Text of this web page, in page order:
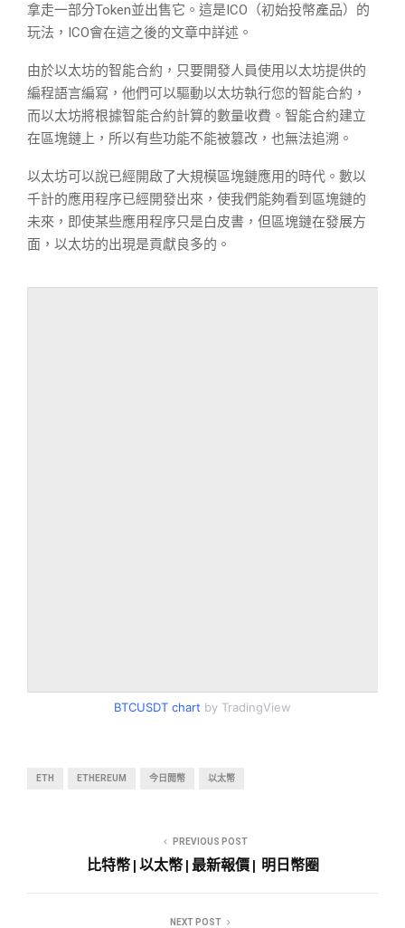
拿走一部分Token並出售它。這是ICO（初始投幣產品）的
玩法，ICO會在這之後的文章中詳述。
由於以太坊的智能合約，只要開發人員使用以太坊提供的
編程語言編寫，他們可以驅動以太坊執行您的智能合約，
而以太坊將根據智能合約計算的數量收費。智能合約建立
在區塊鏈上，所以有些功能不能被篡改，也無法追溯。
以太坊可以說已經開啟了大規模區塊鏈應用的時代。數以
千計的應用程序已經開發出來，使我們能夠看到區塊鏈的
未來，即使某些應用程序只是白皮書，但區塊鏈在發展方
面，以太坊的出現是貢獻良多的。
BTCUSDT chart by TradingView
ETH ETHEREUM 今日閲幣 以太幣
PREVIOUS POST
比特幣 | 以太幣 | 最新報價 | 明日幣圈
NEXT POST